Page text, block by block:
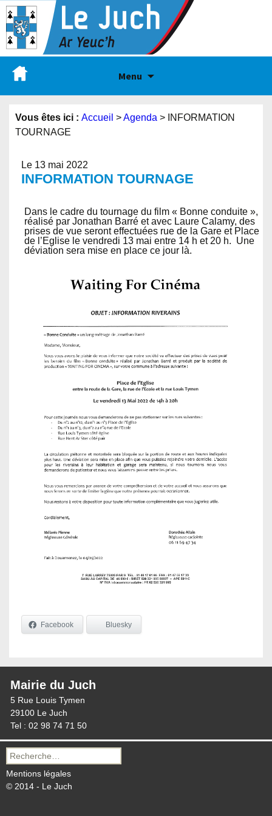
Menu
Vous êtes ici : Accueil >Agenda > INFORMATION
TOURNAGE
Le 13 mai 2022
INFORMATION TOURNAGE
Dans le cadre du tournage du film « Bonne conduite »,
réalisé par Jonathan Barré et avec Laure Calamy, des
prises de vue seront effectuées rue de la Gare et Place
de l’Eglise le vendredi 13 mai entre 14 h et 20 h. Une
déviation sera mise en place ce jour là.
Facebook Bluesky
Mairie du Juch
5 Rue Louis Tymen
29100 Le Juch
Tel : 02 98 74 71 50
Recherche
pour :
Mentions légales
© 2014 - Le Juch